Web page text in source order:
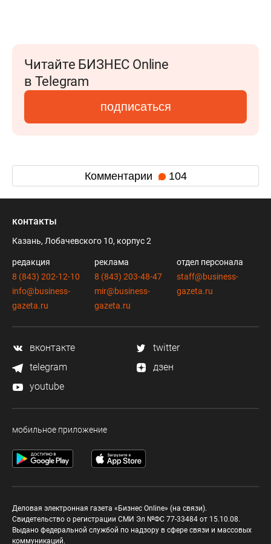
Читайте БИЗНЕС Online
в Telegram
подписаться
Комментарии 104
контакты
Казань, Лобачевского 10, корпус 2
редакция
8 (843) 202-12-10
info@business-
gazeta.ru
реклама
8 (843) 203-48-47
mir@business-
gazeta.ru
отдел персонала
staff@business-
gazeta.ru
вконтакте
twitter
telegram
дзен
youtube
мобильное приложение
Деловая электронная газета «Бизнес Online» (на связи).
Свидетельство о регистрации СМИ Эл №ФС 77-33484 от 15.10.08.
Выдано федеральной службой по надзору в сфере связи и массовых
коммуникаций.